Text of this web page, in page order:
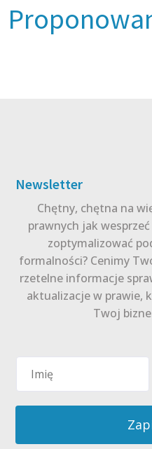
Newsletter
Chętny, chętna na
prawnych jak
zoptymalizować
formalności? Cenimy
rzetelne informacje
aktualizacje w prawie,
Twoj